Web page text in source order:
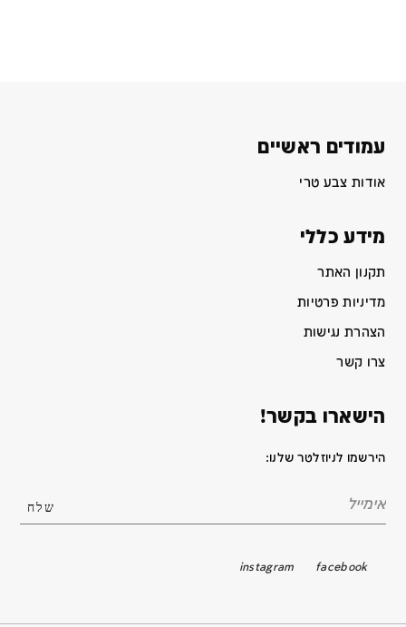
עמודים ראשיים
אודות צבע טרי
מידע כללי
תקנון האתר
מדיניות פרטיות
הצהרת נגישות
צרו קשר
הישארו בקשר!
הירשמו לניוזלטר שלנו:
facebook
instagram